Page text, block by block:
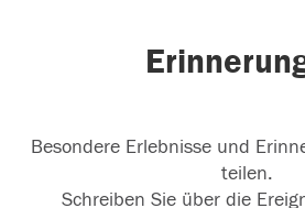
Besondere Erlebnisse und
teilen.
Schreiben Sie über die